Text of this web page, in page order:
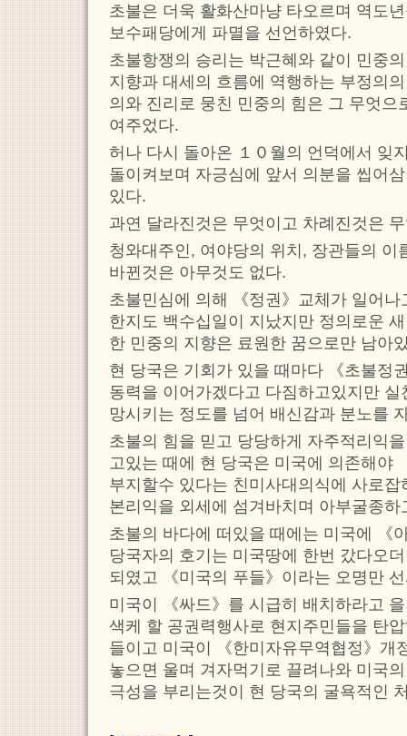
초불은 더욱 활화산마냥 타오르며 역도
보수패당에게 파멸을 선언하였다.
초불항쟁의 승리는 박근혜와 같이 민중
지향과 대세의 흐름에 역행하는 부정의
의와 진리로 뭉친 민중의 힘은 그 무엇으
여주었다.
허나 다시 돌아온 １０월의 언덕에서 잊
돌이켜보며 자긍심에 앞서 의분을 씹어
있다.
과연 달라진것은 무엇이고 차례진것은
청와대주인, 여야당의 위치, 장관들의 이
바뀐것은 아무것도 없다.
초불민심에 의해 《정권》교체가 일어
한지도 백수십일이 지났지만 정의로운
한 민중의 지향은 료원한 꿈으로만 남아
현 당국은 기회가 있을 때마다 《초불정
동력을 이어가겠다고 다짐하고있지만
망시키는 정도를 넘어 배신감과 분노를
초불의 힘을 믿고 당당하게 자주적리익
고있는 때에 현 당국은 미국에 의존해야
부지할수 있다는 친미사대의식에 사로
본리익을 외세에 섬겨바치며 아부굴종하
초불의 바다에 떠있을 때에는 미국에 《
당국자의 호기는 미국땅에 한번 갔다오
되였고 《미국의 푸들》이라는 오명만
미국이 《싸드》를 시급히 배치하라고
색케 할 공권력행사로 현지주민들을 탄
들이고 미국이 《한미자유무역협정》개
놓으면 울며 겨자먹기로 끌려나와 미국
극성을 부리는것이 현 당국의 굴욕적인